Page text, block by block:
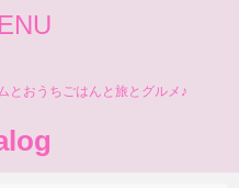
とおうちごはんと旅とグルメ♪